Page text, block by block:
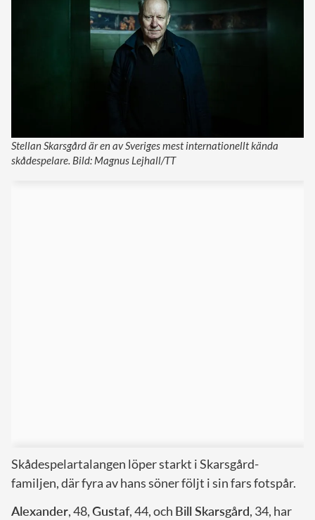
Stellan Skarsgård är en av Sveriges mest internationellt kända
skådespelare. Bild: Magnus Lejhall/TT
Skådespelartalangen löper starkt i Skarsgård-
familjen, där fyra av hans söner följt i sin fars fotspår.
Alexander, 48,Gustaf, 44, och Bill Skarsgård, 34, har